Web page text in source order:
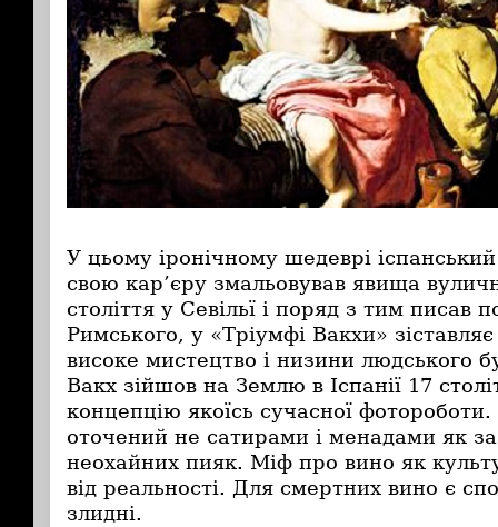
У цьому іронічному шедеврі
свою кар’єру змальовував явища
століття у Севільї і поряд з тим писав
Римського, у «Тріумфі Вакхи» зіставляє
високе мистецтво і низини людського
Вакх зійшов на Землю в Іспанії 17
концепцію якоїсь сучасної фотороботи.
оточений не сатирами і менадами як
неохайних пияк. Міф про вино як
від реальності. Для смертних вино є
злидні.